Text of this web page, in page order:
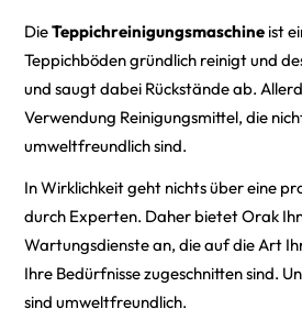
DieTeppichreinigungsmaschine ist
Teppichböden gründlich reinigt und
und saugt dabei Rückstände ab.
Verwendung Reinigungsmittel, die
umweltfreundlich sind.
In Wirklichkeit geht nichts über eine
durch Experten. Daher bietet Orak
Wartungsdienste an, die auf die Art
Ihre Bedürfnisse zugeschnitten sind.
sind umweltfreundlich.